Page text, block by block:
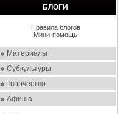
БЛОГИ
Правила блогов
Мини-помощь
Материалы
Субкультуры
Творчество
Афиша